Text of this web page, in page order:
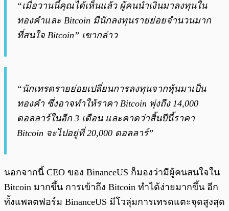
“เมื่อวานนี้คุณได้เห็นแล้ว ผู้คนนำเงินมาลงทุนใน
ทองคำและ Bitcoin มีนักลงทุนรายย่อยจำนวนมาก
ที่สนใจ Bitcoin” เขากล่าว
“นักเทรดรายย่อยเปลี่ยนการลงทุนจากหุ้นมาเป็น
ทองคำ ซึ่งอาจทำให้ราคา Bitcoin พุ่งถึง 14,000
ดอลลาร์ในอีก 3 เดือน และคาดว่าสิ้นปีนี้ราคา
Bitcoin จะไปอยู่ที่ 20,000 ดอลลาร์”
นอกจากนี้ CEO ของ BinanceUS ก็มองว่ามีผู้คนสนใจใน
Bitcoin มากขึ้น การเข้าถึง Bitcoin ทำได้ง่ายมากขึ้น อีก
ทั้งแพลตฟอร์ม BinanceUS มีโวลุ่มการเทรดแตะจุดสูงสุด